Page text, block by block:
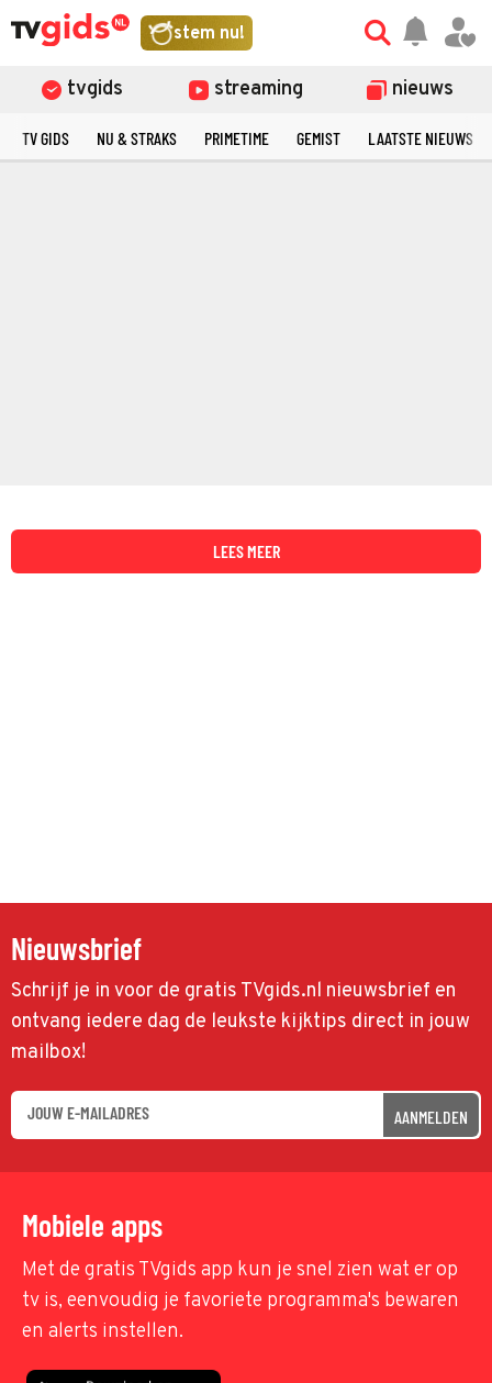
stem nu!
tvgids streaming nieuws
TV GIDS NU & STRAKS PRIMETIME GEMIST LAATSTE NIEUWS
LEES MEER
Nieuwsbrief
Schrijf je in voor de gratis TVgids.nl nieuwsbrief en
ontvang iedere dag de leukste kijktips direct in jouw
mailbox!
AANMELDEN
Mobiele apps
Met de gratis TVgids app kun je snel zien wat er op
tv is, eenvoudig je favoriete programma's bewaren
en alerts instellen.